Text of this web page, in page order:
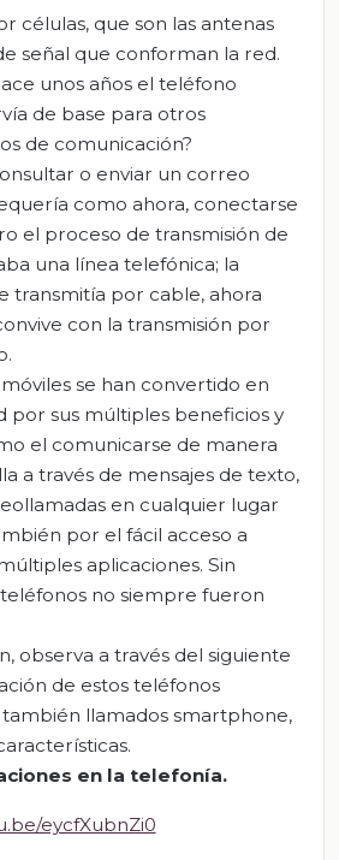
células, que son las antenas
señal que conforman la red.
unos años el teléfono
de base para otros
de comunicación?
o enviar un correo
como ahora, conectarse
el proceso de transmisión de
una línea telefónica; la
transmitía por cable, ahora
con la transmisión por
se han convertido en
por sus múltiples beneficios y
el comunicarse de manera
a través de mensajes de texto,
en cualquier lugar
por el fácil acceso a
aplicaciones. Sin
no siempre fueron
observa a través del siguiente
de estos teléfonos
llamados smartphone,
en la telefonía.
eycfXubnZi0